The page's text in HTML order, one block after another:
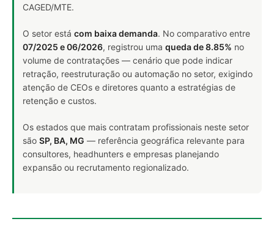
CAGED/MTE.
O setor está com baixa demanda. No comparativo entre
07/2025 e 06/2026, registrou uma queda de 8.85% no
volume de contratações — cenário que pode indicar
retração, reestruturação ou automação no setor, exigindo
atenção de CEOs e diretores quanto a estratégias de
retenção e custos.
Os estados que mais contratam profissionais neste setor
são SP, BA, MG — referência geográfica relevante para
consultores, headhunters e empresas planejando
expansão ou recrutamento regionalizado.